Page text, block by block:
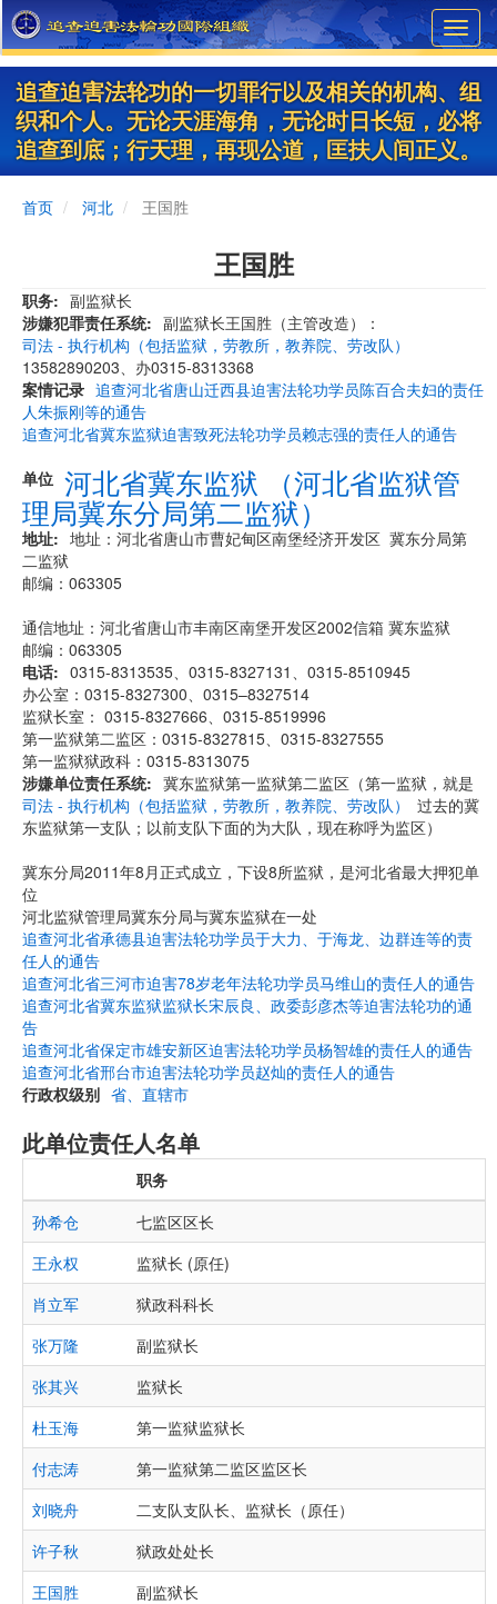
Skip
to
main
content
追查迫害法轮功的一切罪行以及相关的机构、组
织和个人。无论天涯海角，无论时日长短，必将
追查到底；行天理，再现公道，匡扶人间正义。
首页 河北 王国胜
王国胜
职务
副监狱长
涉嫌犯罪责任系统
司法 - 执行机构（包括监狱，劳教所，教养院、劳改队）
副监狱长王国胜（主管改造）：
13582890203、办0315-8313368
案情记录 追查河北省唐山迁西县迫害法轮功学员陈百合夫妇的责任
人朱振刚等的通告
追查河北省冀东监狱迫害致死法轮功学员赖志强的责任人的通告
单位 河北省冀东监狱 （河北省监狱管
理局冀东分局第二监狱）
地址
地址：河北省唐山市曹妃甸区南堡经济开发区 冀东分局第
二监狱
邮编：063305
通信地址：河北省唐山市丰南区南堡开发区2002信箱 冀东监狱
邮编：063305
电话
0315-8313535、0315-8327131、0315-8510945
办公室：0315-8327300、0315–8327514
监狱长室： 0315-8327666、0315-8519996
第一监狱第二监区：0315-8327815、0315-8327555
第一监狱狱政科：0315-8313075
涉嫌单位责任系统
司法 - 执行机构（包括监狱，劳教所，教养院、劳改队）
冀东监狱第一监狱第二监区（第一监狱，就是
过去的冀
东监狱第一支队；以前支队下面的为大队，现在称呼为监区）
冀东分局2011年8月正式成立，下设8所监狱，是河北省最大押犯单
位
河北监狱管理局冀东分局与冀东监狱在一处
追查河北省承德县迫害法轮功学员于大力、于海龙、边群连等的责
任人的通告
追查河北省三河市迫害78岁老年法轮功学员马维山的责任人的通告
追查河北省冀东监狱监狱长宋辰良、政委彭彦杰等迫害法轮功的通
告
追查河北省保定市雄安新区迫害法轮功学员杨智雄的责任人的通告
追查河北省邢台市迫害法轮功学员赵灿的责任人的通告
行政权级别 省、直辖市
此单位责任人名单
职务
孙希仓
七监区区长
王永权
监狱长 (原任)
肖立军
狱政科科长
张万隆
副监狱长
张其兴
监狱长
杜玉海
第一监狱监狱长
付志涛
第一监狱第二监区监区长
刘晓舟
二支队支队长、监狱长（原任）
许子秋
狱政处处长
王国胜
副监狱长